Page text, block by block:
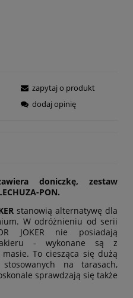
zapytaj o produkt
dodaj opinię
doniczkę, zestaw
PON.
stanowią alternatywę dla
W odróżnieniu od serii
JOKER nie posiadają
- wykonane są z
To ciesząca się dużą
na tarasach,
sprawdzają się także